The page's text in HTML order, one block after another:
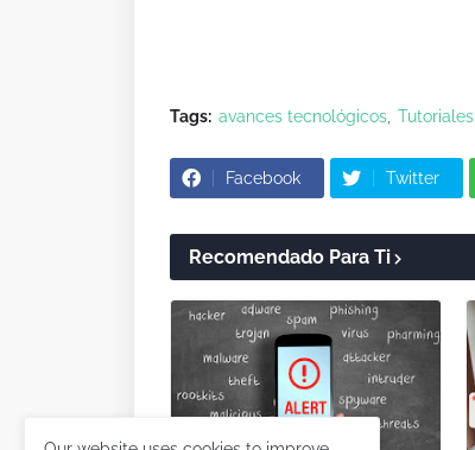
Tags: avances tecnológicos Tutoriales
Facebook Twitter
Recomendado Para Ti